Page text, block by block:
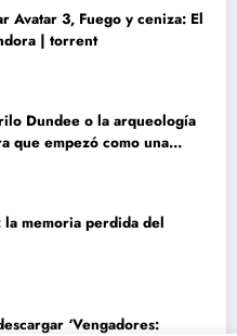
Avatar 3, Fuego y ceniza: El
| torrent
Dundee o la arqueología
que empezó como una
memoria perdida del
‘Vengadores: